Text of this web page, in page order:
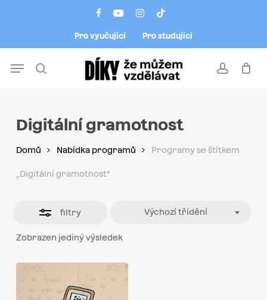
facebookyoutubeinstagram
tiktok
Pro vyučující Pro studující
account
Menu
Digitální gramotnost
Domů Nabídka programů Programy se štítkem
„Digitální gramotnost“
filtry
Zobrazen jediný výsledek
Výchozí třídění